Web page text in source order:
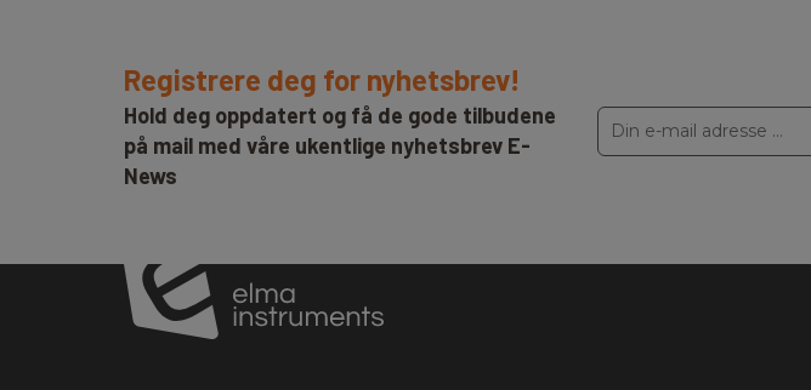
Registrere deg for nyhetsbrev!
Hold deg oppdatert og få de gode tilbudene
på mail med våre ukentlige nyhetsbrev E-
News